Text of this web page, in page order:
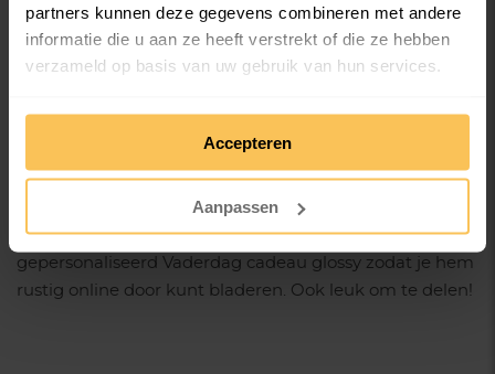
partners kunnen deze gegevens combineren met andere
informatie die u aan ze heeft verstrekt of die ze hebben
verzameld op basis van uw gebruik van hun services.
We werken samen met36 derdendie uw gegevens
kunnen ontvangen en verwerken.
Accepteren
Aanpassen
Daarnaast wordt jouw glossy voorzien van een solide
verlijmde rug zodat hij nog langer mee gaat en jouw
vader nog lang kan genieten van zijn eigen unieke
Gratis online versie van jouw
Vaderdag cadeau
Je ontvangt altijd een gratis online versie van jouw
gepersonaliseerd Vaderdag cadeau glossy zodat je hem
rustig online door kunt bladeren. Ook leuk om te delen!